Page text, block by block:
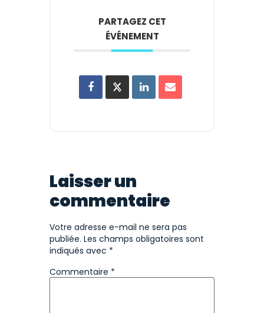
PARTAGEZ CET
ÉVÉNEMENT
Laisser un
commentaire
Votre adresse e-mail ne sera pas
publiée. Les champs obligatoires sont
indiqués avec *
Commentaire *